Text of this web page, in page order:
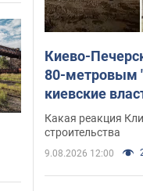
Киево-
80-метровым
киевские
остановить
небоскреба
верующего"
Какая реакция
строительства
9.08.2026 12:00